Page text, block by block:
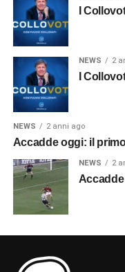
I
NEWS 2
I
NEWS 2 anni ago
Accadde oggi: il
NEWS 2